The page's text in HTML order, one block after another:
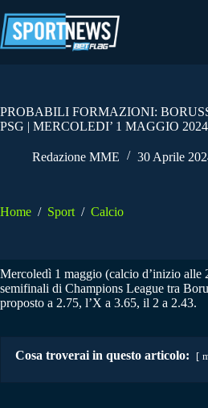
al
contenuto
PROBABILI FORMAZIONI:
PSG | MERCOLEDI’ 1 MAGGIO 2024
Redazione MME 30 Aprile
Home / Sport / Calcio
Mercoledì 1 maggio (calcio d’inizio alle
semifinali di Champions League tra
proposto a 2.75, l’X a 3.65, il 2 a 2.43.
Cosa troverai in questo articolo: